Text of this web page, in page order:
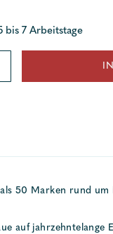
bis 7 Arbeitstage
50 Marken rund um
auf jahrzehntelange